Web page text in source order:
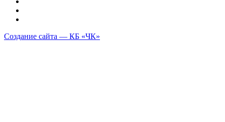
Создание сайта — КБ «ЧК»